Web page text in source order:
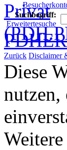
Suchbegriff:
Erweitertesuche
Zurück Disclaimer
Diese
nutzen,